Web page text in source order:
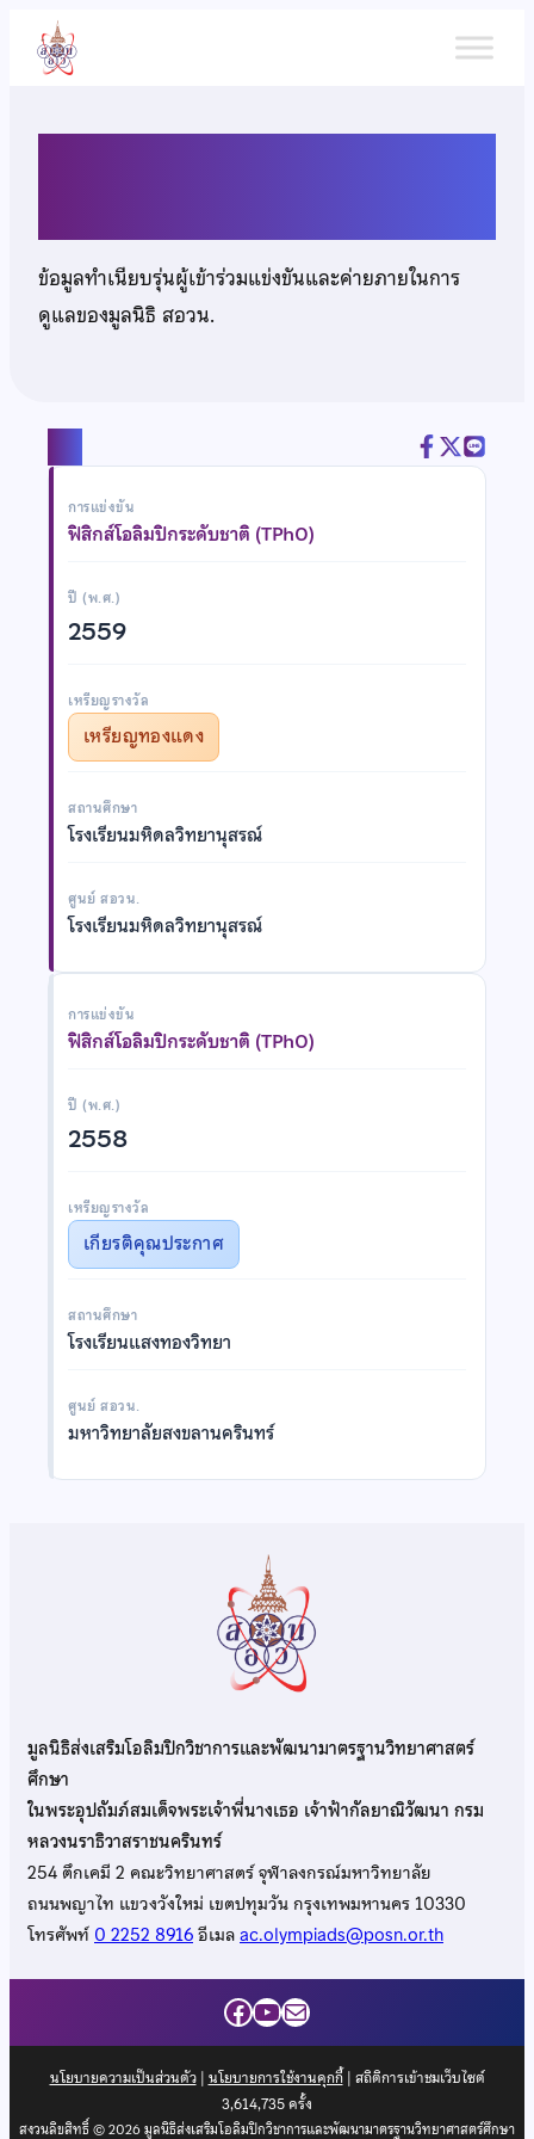
เนื้อหา
ข้อมูลทำเนียบรุ่นผู้เข้าร่วมแข่งขันและค่ายภายในการ
ดูแลของมูลนิธิ สอวน.
การแข่งขัน
ฟิสิกส์โอลิมปิกระดับชาติ (TPhO)
ปี (พ.ศ.)
2559
เหรียญรางวัล
เหรียญทองแดง
สถานศึกษา
โรงเรียนมหิดลวิทยานุสรณ์
ศูนย์ สอวน.
โรงเรียนมหิดลวิทยานุสรณ์
การแข่งขัน
ฟิสิกส์โอลิมปิกระดับชาติ (TPhO)
ปี (พ.ศ.)
2558
เหรียญรางวัล
เกียรติคุณประกาศ
สถานศึกษา
โรงเรียนแสงทองวิทยา
ศูนย์ สอวน.
มหาวิทยาลัยสงขลานครินทร์
มูลนิธิส่งเสริมโอลิมปิกวิชาการและพัฒนามาตรฐานวิทยาศาสตร์
ศึกษา
ในพระอุปถัมภ์สมเด็จพระเจ้าพี่นางเธอ เจ้าฟ้ากัลยาณิวัฒนา กรม
หลวงนราธิวาสราชนครินทร์
254 ตึกเคมี 2 คณะวิทยาศาสตร์ จุฬาลงกรณ์มหาวิทยาลัย
ถนนพญาไท แขวงวังใหม่ เขตปทุมวัน กรุงเทพมหานคร 10330
โทรศัพท์0 2252 8916อีเมลac.olympiads@posn.or.th
Facebook
YouTube
Mail
นโยบายความเป็นส่วนตัว| นโยบายการใช้งานคุกกี้| สถิติการเข้าชมเว็บไซต์
3,614,735ครั้ง
สงวนลิขสิทธิ์ © 2026 มูลนิธิส่งเสริมโอลิมปิกวิชาการและพัฒนามาตรฐานวิทยาศาสตร์ศึกษา